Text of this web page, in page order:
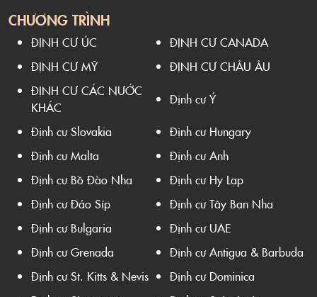
CHƯƠNG TRÌNH
ĐỊNH CƯ ÚC
ĐỊNH CƯ CANADA
ĐỊNH CƯ MỸ
ĐỊNH CƯ CHÂU ÂU
ĐỊNH CƯ CÁC NƯỚC
KHÁC
Định cư Ý
Định cư Slovakia
Định cư Hungary
Định cư Malta
Định cư Anh
Định cư Bồ Đào Nha
Định cư Hy Lạp
Định cư Đảo Síp
Định cư Tây Ban Nha
Định cư Bulgaria
Định cư UAE
Định cư Grenada
Định cư Antigua & Barbuda
Định cư St. Kitts & Nevis
Định cư Dominica